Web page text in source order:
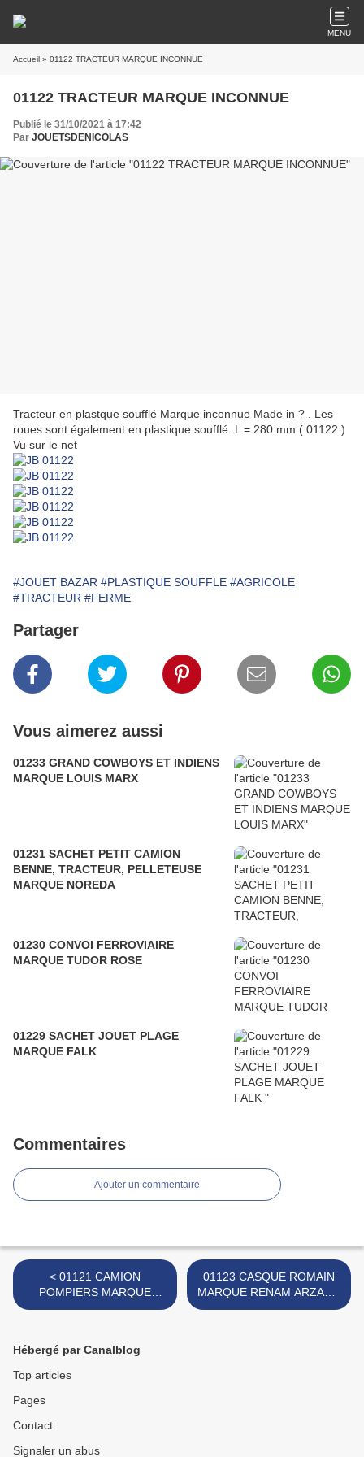
MENU
Accueil » 01122 TRACTEUR MARQUE INCONNUE
01122 TRACTEUR MARQUE INCONNUE
Publié le 31/10/2021 à 17:42
Par JOUETSDENICOLAS
Tracteur en plastque soufflé Marque inconnue Made in ? . Les
roues sont également en plastique soufflé. L = 280 mm ( 01122 )
Vu sur le net
#JOUET BAZAR #PLASTIQUE SOUFFLE #AGRICOLE
#TRACTEUR #FERME
Partager
Vous aimerez aussi
01233 GRAND COWBOYS ET INDIENS
MARQUE LOUIS MARX
01231 SACHET PETIT CAMION
BENNE, TRACTEUR, PELLETEUSE
MARQUE NOREDA
01230 CONVOI FERROVIAIRE
MARQUE TUDOR ROSE
01229 SACHET JOUET PLAGE
MARQUE FALK
Commentaires
Ajouter un commentaire
< 01121 CAMION
POMPIERS MARQUE
ADVANCE
01123 CASQUE ROMAIN
MARQUE RENAM ARZANO
>
Hébergé par Canalblog
Top articles
Pages
Contact
Signaler un abus